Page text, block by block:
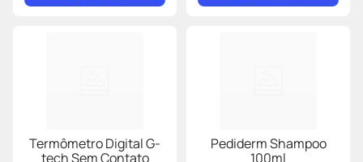
Termômetro Digital G-
tech Sem Contato
Pediderm Shampoo
100ml